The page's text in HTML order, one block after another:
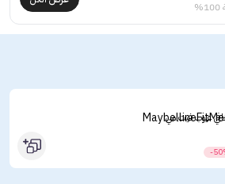
عيوب فيت مي
-